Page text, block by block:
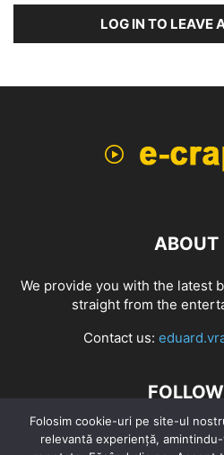
LOG IN TO LEAVE
ABOUT
We provide you with the latest
straight from the
Contact us:
Folosim cookie-uri pe site-ul
relevantă experiență,